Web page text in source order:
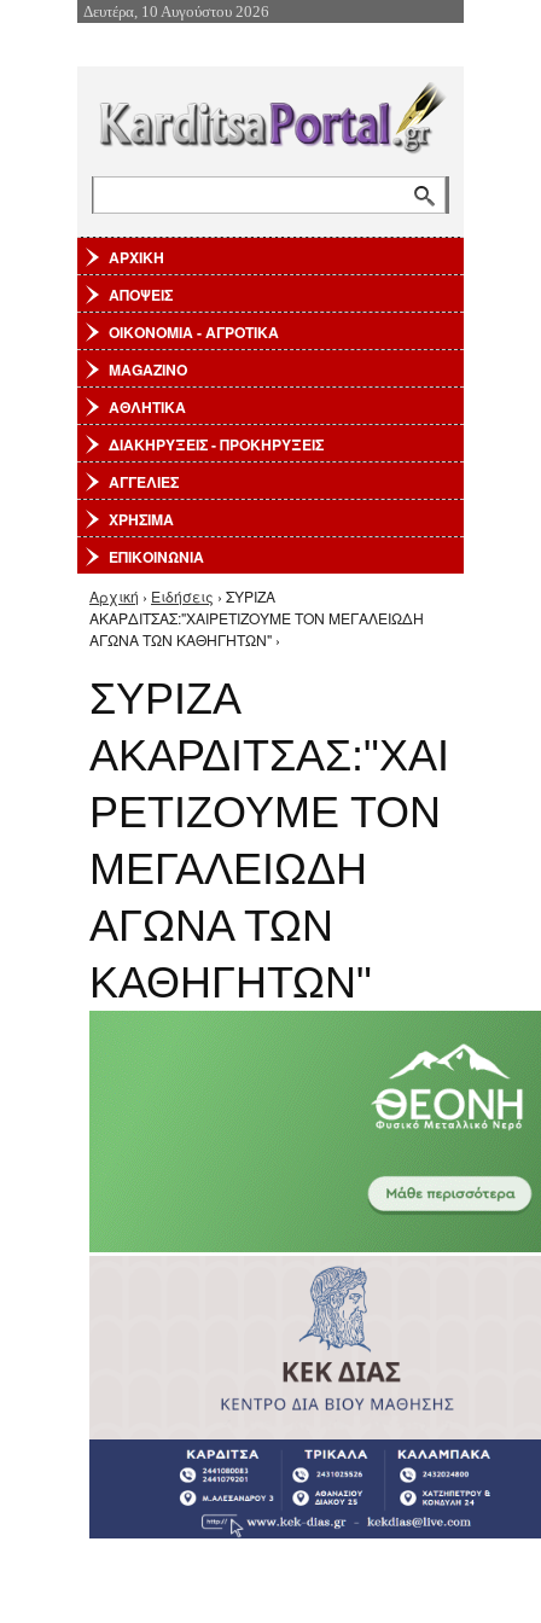
Επιστροφή στην Πλοήγηση
Δευτέρα, 10 Αυγούστου 2026
ΑΡΧΙΚΗ
ΑΠΟΨΕΙΣ
ΟΙΚΟΝΟΜΙΑ - ΑΓΡΟΤΙΚΑ
MAGAZINO
ΑΘΛΗΤΙΚΑ
ΔΙΑΚΗΡΥΞΕΙΣ - ΠΡΟΚΗΡΥΞΕΙΣ
ΑΓΓΕΛΙΕΣ
ΧΡΗΣΙΜΑ
ΕΠΙΚΟΙΝΩΝΙΑ
Είστε εδώ
Αρχική › Ειδήσεις › ΣΥΡΙΖΑ
ΑΚΑΡΔΙΤΣΑΣ:"ΧΑΙΡΕΤΙΖΟΥΜΕ ΤΟΝ ΜΕΓΑΛΕΙΩΔΗ
ΑΓΩΝΑ ΤΩΝ ΚΑΘΗΓΗΤΩΝ" ›
ΣΥΡΙΖΑ
ΑΚΑΡΔΙΤΣΑΣ:"ΧΑΙ
ΡΕΤΙΖΟΥΜΕ ΤΟΝ
ΜΕΓΑΛΕΙΩΔΗ
ΑΓΩΝΑ ΤΩΝ
ΚΑΘΗΓΗΤΩΝ"